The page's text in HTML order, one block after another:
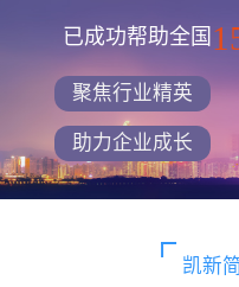
已成功帮助全国
聚焦行业精英
助力企业成长
凯新